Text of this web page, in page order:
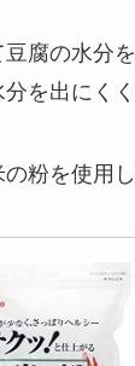
腐の水分
を出にく
粉を使用し